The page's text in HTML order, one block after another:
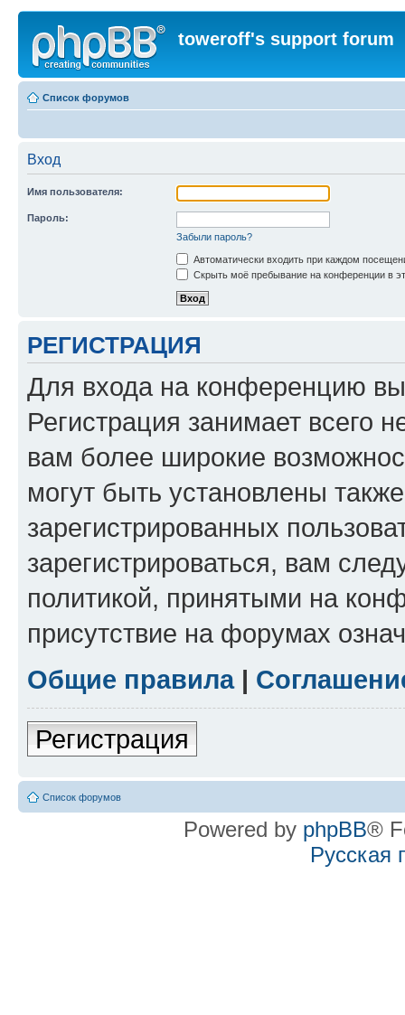
toweroff's support forum
Список форумов
Вход
Имя пользователя:
Пароль:
Забыли пароль?
Автоматически входить при каждом
Скрыть моё пребывание на конференции в
РЕГИСТРАЦИЯ
Для входа на конференцию
Регистрация занимает всего
вам более широкие
могут быть установлены
зарегистрированных
зарегистрироваться, вам
политикой, принятыми на
присутствие на форумах
Общие правила|
Регистрация
Список форумов
Powered by phpBB®
Русская